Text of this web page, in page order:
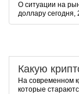
О ситуации на
доллару сегодня,
Какую
На современном
которые